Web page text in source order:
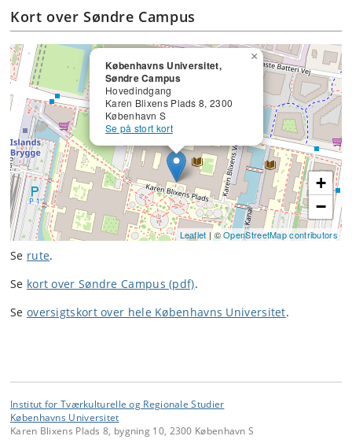
Kort over Søndre Campus
Københavns Universitet,
Søndre Campus
Hovedindgang
Karen Blixens Plads 8, 2300
København S
Se på stort kort
×
+
−
Leaflet | ©OpenStreetMap contributors
Se rute.
Se kort over Søndre Campus (pdf).
Se oversigtskort over hele Københavns Universitet.
Institut for Tværkulturelle og Regionale Studier
Københavns Universitet
Karen Blixens Plads 8, bygning 10, 2300 København S